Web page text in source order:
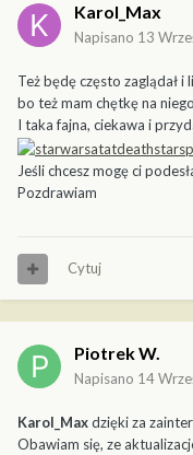
Karol_Max
Napisano 13
Też będę często zaglądał i
bo też mam chętkę na
I taka fajna, ciekawa i
Jeśli chcesz mogę ci
Pozdrawiam
Cytuj
Piotrek W.
Napisano 14
Karol_Maxdzięki za
Obawiam się, ze